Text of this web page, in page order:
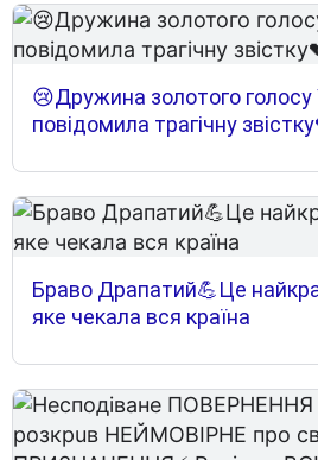
😢Дружина золотого голосу
повідомила трагічну
Браво Драпатий💪Це
яке чекала вся країна